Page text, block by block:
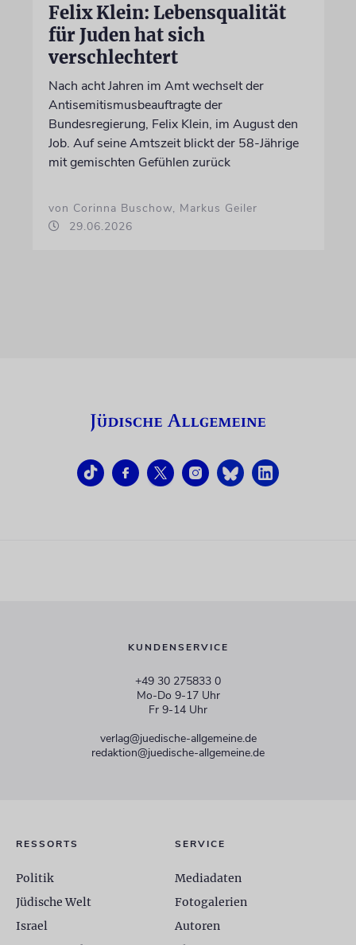
Felix Klein: Lebensqualität
für Juden hat sich
verschlechtert
Nach acht Jahren im Amt wechselt der
Antisemitismusbeauftragte der
Bundesregierung, Felix Klein, im August den
Job. Auf seine Amtszeit blickt der 58-Jährige
mit gemischten Gefühlen zurück
von Corinna Buschow, Markus Geiler
29.06.2026
KUNDENSERVICE
+49 30 275833 0
Mo-Do 9-17 Uhr
Fr 9-14 Uhr
verlag@juedische-allgemeine.de
redaktion@juedische-allgemeine.de
RESSORTS
Politik
Jüdische Welt
Israel
SERVICE
Mediadaten
Fotogalerien
Autoren